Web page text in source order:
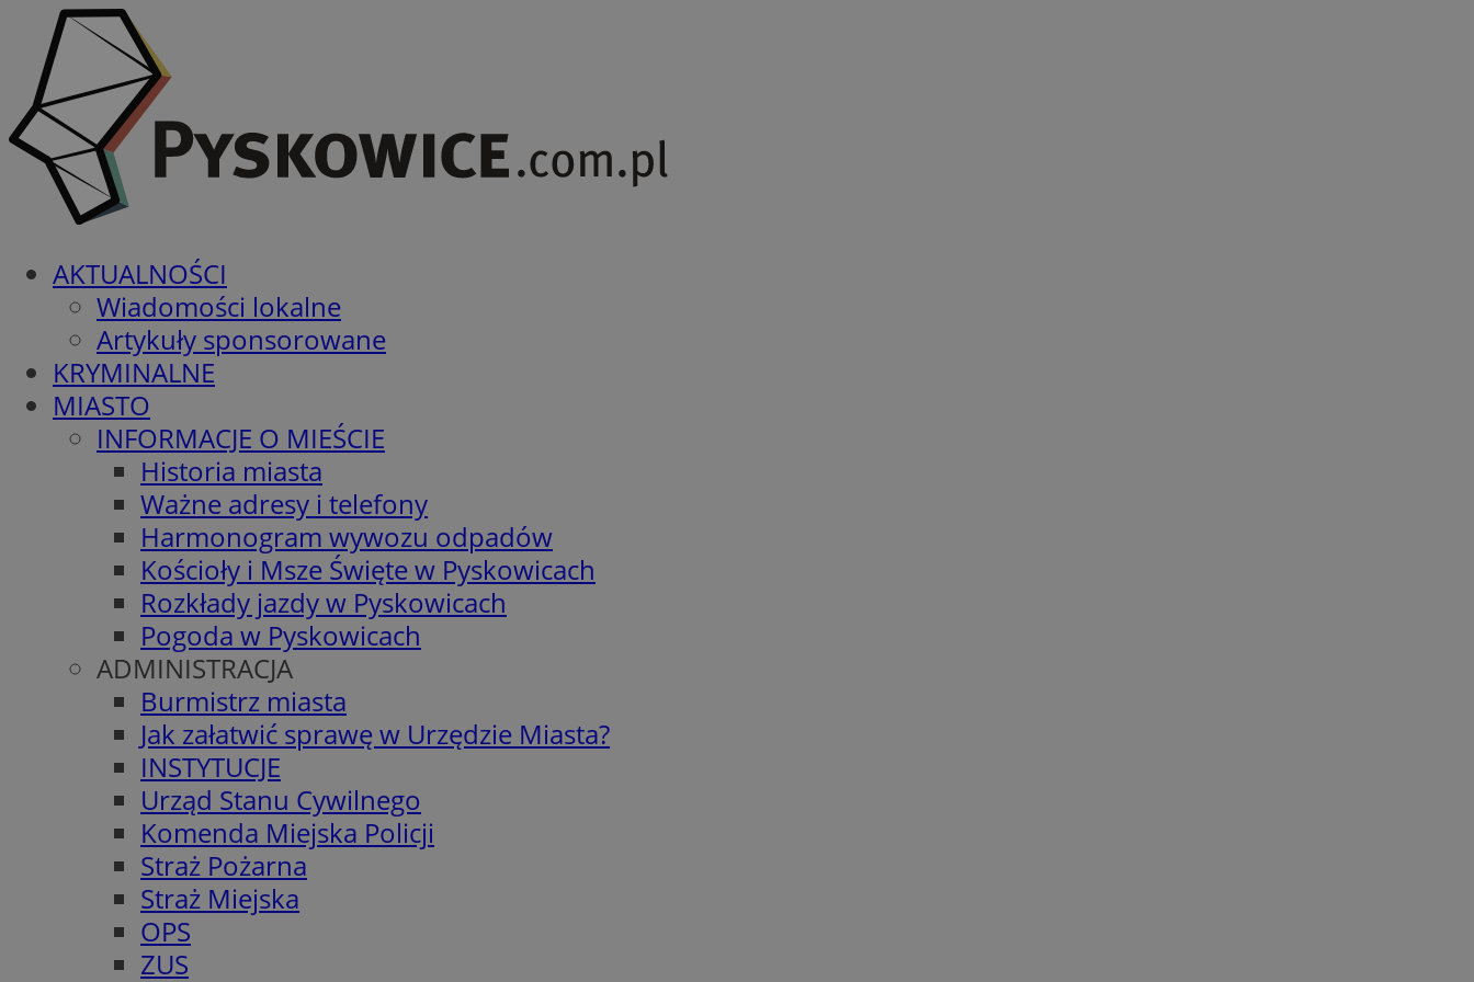
AKTUALNOŚCI
Wiadomości lokalne
Artykuły sponsorowane
KRYMINALNE
MIASTO
INFORMACJE O MIEŚCIE
Historia miasta
Ważne adresy i telefony
Harmonogram wywozu odpadów
Kościoły i Msze Święte w Pyskowicach
Rozkłady jazdy w Pyskowicach
Pogoda w Pyskowicach
ADMINISTRACJA
Burmistrz miasta
Jak załatwić sprawę w Urzędzie Miasta?
INSTYTUCJE
Urząd Stanu Cywilnego
Komenda Miejska Policji
Straż Pożarna
Straż Miejska
OPS
ZUS